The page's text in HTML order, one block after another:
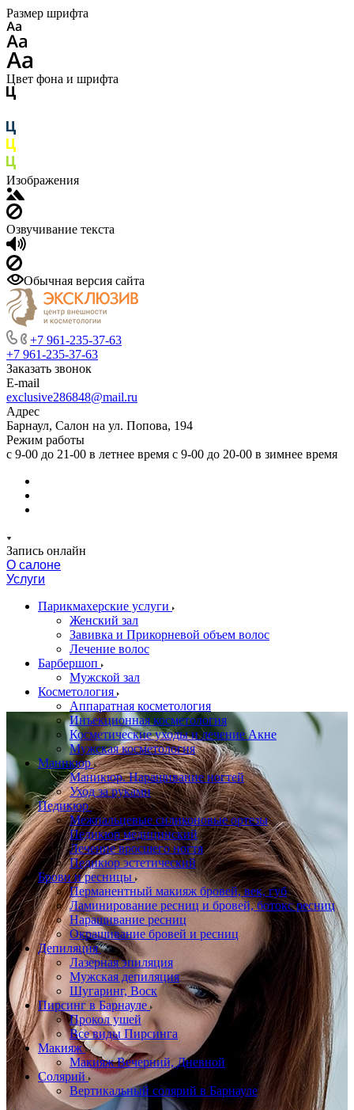
Размер шрифта
Цвет фона и шрифта
Изображения
Озвучивание текста
Обычная версия сайта
+7 961-235-37-63
+7 961-235-37-63
Заказать звонок
E-mail
exclusive286848@mail.ru
Адрес
Барнаул, Салон на ул. Попова, 194
Режим работы
с 9-00 до 21-00 в летнее время с 9-00 до 20-00 в зимнее время
Запись онлайн
О салоне
Услуги
Парикмахерские услуги
Женский зал
Завивка и Прикорневой объем волос
Лечение волос
Барбершоп
Мужской зал
Косметология
Аппаратная косметология
Инъекционная косметология
Косметические уходы и лечение Акне
Мужская косметология
Маникюр
Маникюр. Наращивание ногтей
Уход за руками
Педикюр
Межпальцевые силиконовые ортезы
Педикюр медицинский
Лечение вросшего ногтя
Педикюр эстетический
Брови и ресницы
Перманентный макияж бровей, век, губ
Ламинирование ресниц и бровей, бoтoкс ресниц
Наращивание ресниц
Окрашивание бровей и ресниц
Депиляция
Лазерная эпиляция
Мужская депиляция
Шугаринг, Воск
Пирсинг в Барнауле
Прокол ушей
Все виды Пирсинга
Макияж
Макияж Вечерний, Дневной
Солярий
Вертикальный солярий в Барнауле